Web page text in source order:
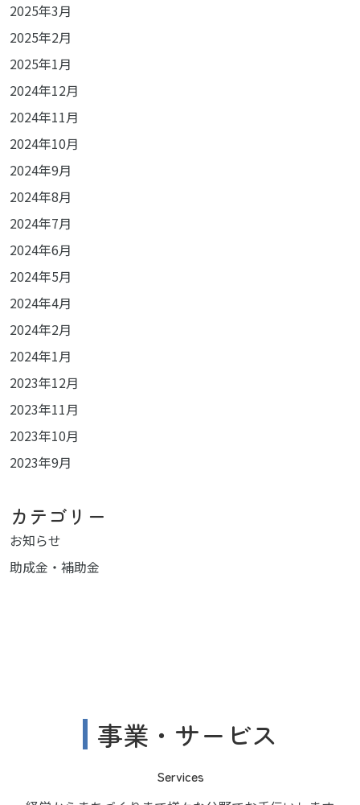
2025年3月
2025年2月
2025年1月
2024年12月
2024年11月
2024年10月
2024年9月
2024年8月
2024年7月
2024年6月
2024年5月
2024年4月
2024年2月
2024年1月
2023年12月
2023年11月
2023年10月
2023年9月
カテゴリー
お知らせ
助成金・補助金
事業・サービス
Services